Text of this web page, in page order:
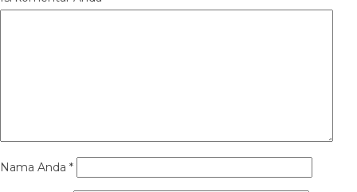
Nama Anda *